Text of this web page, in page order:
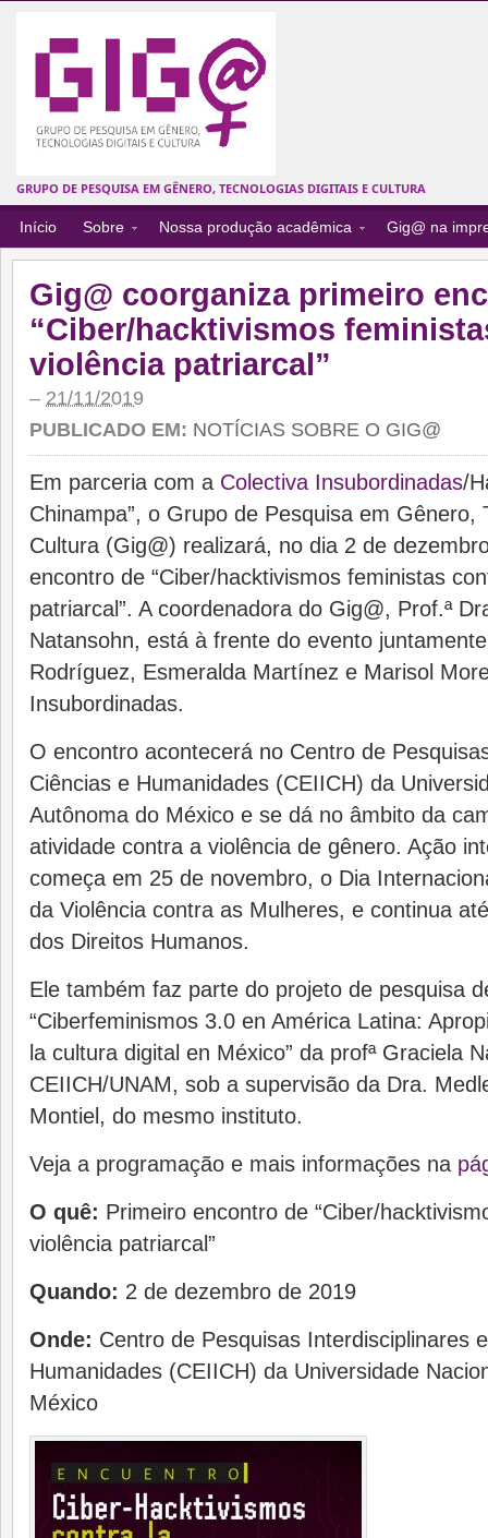
GRUPO DE PESQUISA EM GÊNERO, TECNOLOGIAS DIGITAIS E CULTURA
Início Sobre Nossa produção acadêmica Gig@ na
Gig@ coorganiza primeiro
“Ciber/hacktivismos
violência patriarcal”
– 21/11/2019
PUBLICADO EM: NOTÍCIAS SOBRE O GIG@
Em parceria com a Colectiva Insubordinadas/
Chinampa”, o Grupo de Pesquisa em Gênero,
Cultura (Gig@) realizará, no dia 2 de
encontro de “Ciber/hacktivismos feministas
patriarcal”. A coordenadora do Gig@, Prof.ª
Natansohn, está à frente do evento
Rodríguez, Esmeralda Martínez e Marisol
Insubordinadas.
O encontro acontecerá no Centro de
Ciências e Humanidades (CEIICH) da
Autônoma do México e se dá no âmbito da
atividade contra a violência de gênero. Ação
começa em 25 de novembro, o Dia
da Violência contra as Mulheres, e continua
dos Direitos Humanos.
Ele também faz parte do projeto de pesquisa
“Ciberfeminismos 3.0 en América Latina:
la cultura digital en México” da profª Graciela
CEIICH/UNAM, sob a supervisão da Dra.
Montiel, do mesmo instituto.
Veja a programação e mais informações na
O quê: Primeiro encontro de “Ciber/
violência patriarcal”
Quando: 2 de dezembro de 2019
Onde: Centro de Pesquisas Interdisciplinares
Humanidades (CEIICH) da Universidade
México